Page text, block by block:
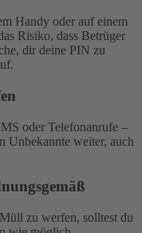
Handy oder auf einem
Risiko, dass Betrüger
dir deine PIN zu
oder Telefonanrufe –
Unbekannte weiter, auch
zu werfen, solltest du